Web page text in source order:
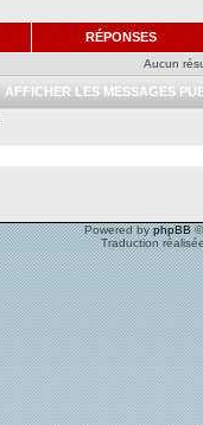
RÉPONSES
Aucun
AFFICHER LES MESSAGES
Powered byphpBB©
Traduction